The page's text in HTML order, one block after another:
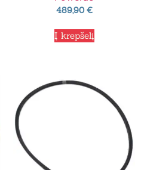
489,90€
Į krepšelį